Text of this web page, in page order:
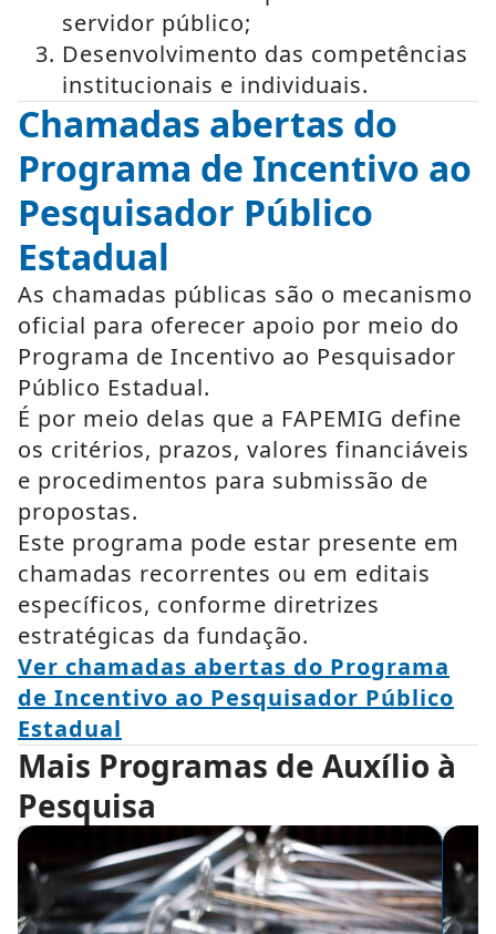
servidor público;
Desenvolvimento das competências
institucionais e individuais.
Chamadas abertas do
Programa de Incentivo ao
Pesquisador Público
Estadual
As chamadas públicas são o mecanismo
oficial para oferecer apoio por meio do
Programa de Incentivo ao Pesquisador
Público Estadual.
É por meio delas que a FAPEMIG define
os critérios, prazos, valores financiáveis
e procedimentos para submissão de
propostas.
Este programa pode estar presente em
chamadas recorrentes ou em editais
específicos, conforme diretrizes
estratégicas da fundação.
Ver chamadas abertas do Programa
de Incentivo ao Pesquisador Público
Estadual
Mais Programas de Auxílio à
Pesquisa